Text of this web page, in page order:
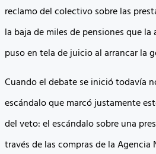
reclamo del colectivo sobre las
la baja de miles de pensiones que
puso en tela de juicio al arrancar la
Cuando el debate se inició todavía
escándalo que marcó justamente
del veto: el escándalo sobre una
través de las compras de la Agencia